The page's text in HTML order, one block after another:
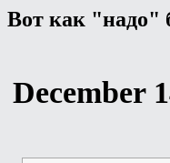
Вот как "надо"
December